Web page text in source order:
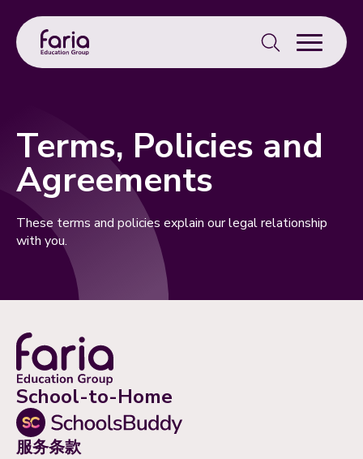
Search
for:
Terms, Policies and
Agreements
These terms and policies explain our legal relationship
with you.
School-to-Home
服务条款